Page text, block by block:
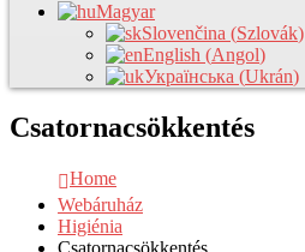
Magyar
Slovenčina (Szlovák)
English (Angol)
Українська (Ukrán)
Csatornacsökkentés
Home
Webáruház
Higiénia
Csatornacsökkentés